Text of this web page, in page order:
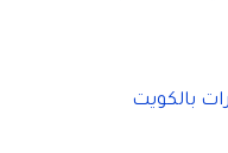
بالكويت